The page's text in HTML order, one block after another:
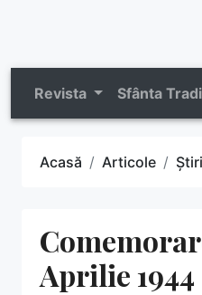
Revista Sfânta
Acasă Articole Știri
Aprilie 1944